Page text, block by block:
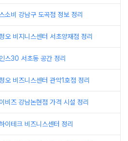
소비 강남구 도곡점 정보 정리
오 비지니스센터 서초양재점 정리
스30 서초동 공간 정리
오 비즈니스센터 관악1호점 정리
비즈 강남논현점 가격 시설 정리
이테크 비즈니스센터 정리